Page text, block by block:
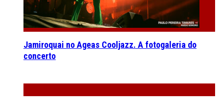
Jamiroquai no Ageas Cooljazz. A fotogaleria do
concerto